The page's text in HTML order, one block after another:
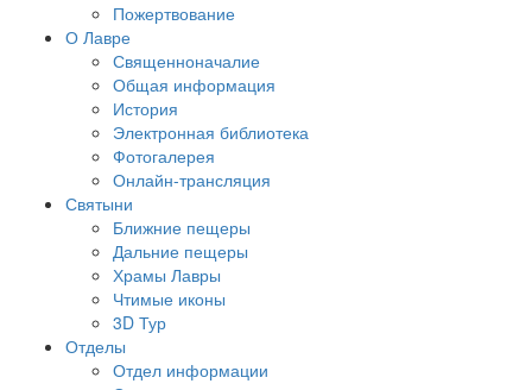
Пожертвование
О Лавре
Священноначалие
Общая информация
История
Электронная библиотека
Фотогалерея
Онлайн-трансляция
Святыни
Ближние пещеры
Дальние пещеры
Храмы Лавры
Чтимые иконы
3D Тур
Отделы
Отдел информации